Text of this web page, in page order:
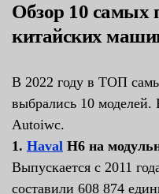
Обзор 10 самых
китайских
В 2022 году в ТОП
выбрались 10 моделей.
Autoiwc.
1. Haval H6 на
Выпускается с 2011
составили 608 874